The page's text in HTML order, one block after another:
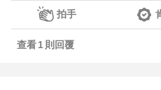
拍手
查看1 則回覆